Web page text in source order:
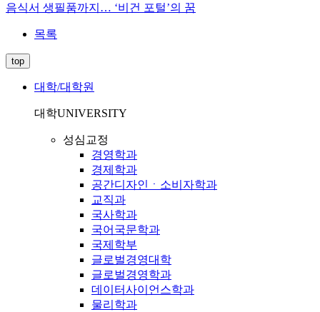
음식서 생필품까지… ‘비건 포털’의 꿈
목록
top
대학/대학원
대학UNIVERSITY
성심교정
경영학과
경제학과
공간디자인ㆍ소비자학과
교직과
국사학과
국어국문학과
국제학부
글로벌경영대학
글로벌경영학과
데이터사이언스학과
물리학과